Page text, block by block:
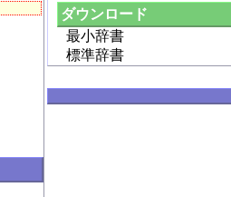
ダウンロード
最小辞書
標準辞書